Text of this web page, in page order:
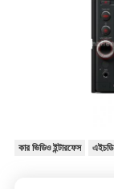
কার ভিডিও ইন্টারফেস